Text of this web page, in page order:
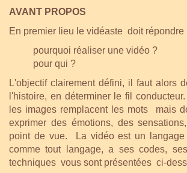
AVANT PROPOS
En premier lieu le vidéaste doit
pourquoi réaliser une vidéo ?
pour qui ?
L'objectif clairement défini, il faut alors
l'histoire, en déterminer le fil
les images remplacent les mots mais
exprimer des émotions, des
point de vue. La vidéo est un langage
comme tout langage, a ses codes,
techniques vous sont présentées ci-